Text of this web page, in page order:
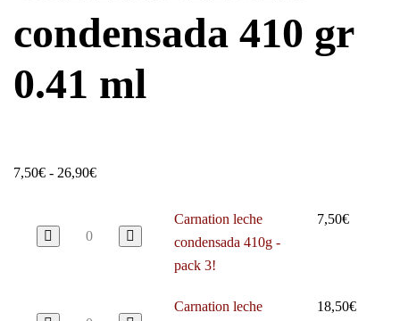
condensada 410 gr
0.41 ml
7,50€ - 26,90€
Carnation leche
condensada 410g -
pack 3!
7,50€
Carnation leche
18,50€